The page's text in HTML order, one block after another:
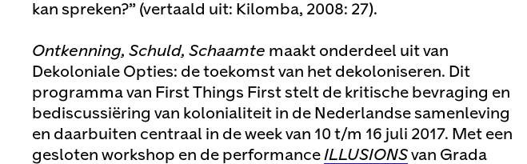
kan spreken?” (vertaald uit: Kilomba, 2008: 27).
Ontkenning, Schuld, Schaamte maakt onderdeel uit van
Dekoloniale Opties: de toekomst van het dekoloniseren. Dit
programma van First Things First stelt de kritische bevraging en
bediscussiëring van kolonialiteit in de Nederlandse samenleving
en daarbuiten centraal in de week van 10 t/m 16 juli 2017. Met een
gesloten workshop en de performance ILLUSIONS van Grada